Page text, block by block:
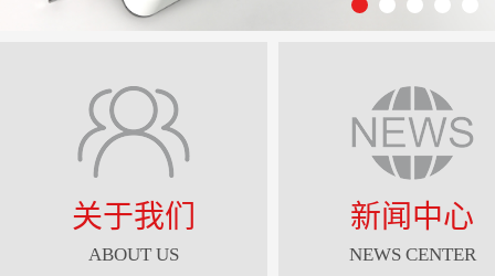
关于我们
ABOUT US
新闻中心
NEWS CENTER